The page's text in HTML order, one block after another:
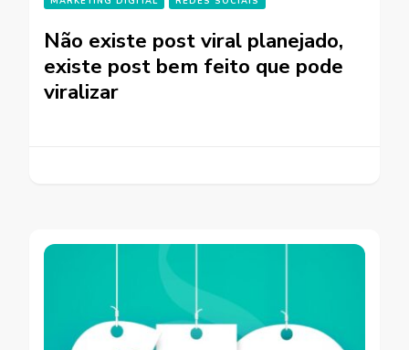
Não existe post viral planejado,
existe post bem feito que pode
viralizar